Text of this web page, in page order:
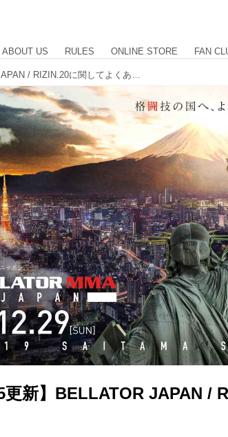
ABOUT US RULES ONLINE STORE FAN
更新】BELLATOR JAPAN /